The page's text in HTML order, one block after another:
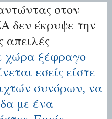
στον
δεν έκρυψε την
απειλές
χώρα ξέφραγο
εσείς είστε
συνόρων, να
με ένα